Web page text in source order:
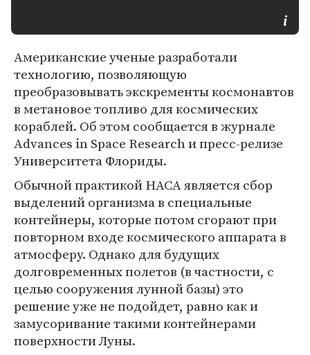
Американские ученые разработали
технологию, позволяющую
преобразовывать экскременты космонавтов
в метановое топливо для космических
кораблей. Об этом сообщается в журнале
Advances in Space Research и пресс-релизе
Университета Флориды.
Обычной практикой НАСА является сбор
выделений организма в специальные
контейнеры, которые потом сгорают при
повторном входе космического аппарата в
атмосферу. Однако для будущих
долговременных полетов (в частности, с
целью сооружения лунной базы) это
решение уже не подойдет, равно как и
замусоривание такими контейнерами
поверхности Луны.